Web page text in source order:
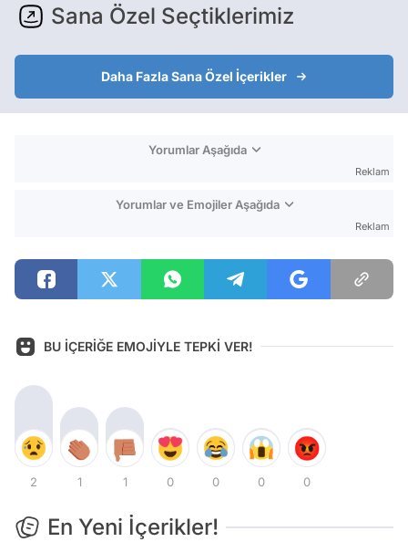
Sana Özel Seçtiklerimiz
Daha Fazla Sana Özel İçerikler
Yorumlar Aşağıda
Reklam
Yorumlar ve Emojiler Aşağıda
Reklam
BU İÇERİĞE EMOJİYLE TEPKİ VER!
2 1 1 0 0 0 0
En Yeni İçerikler!